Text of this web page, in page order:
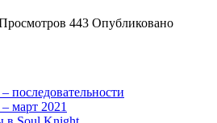
443 Опубликовано
последовательности
март 2021